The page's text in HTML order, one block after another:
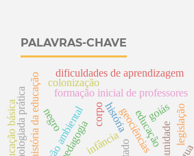
PALAVRAS-CHAVE
infância
história
corpo
formação inicial de professores
geociências
educação
colonização
negro
história da educação goiás
dificuldades de aprendizagem
educação básica legislação
pedagogia